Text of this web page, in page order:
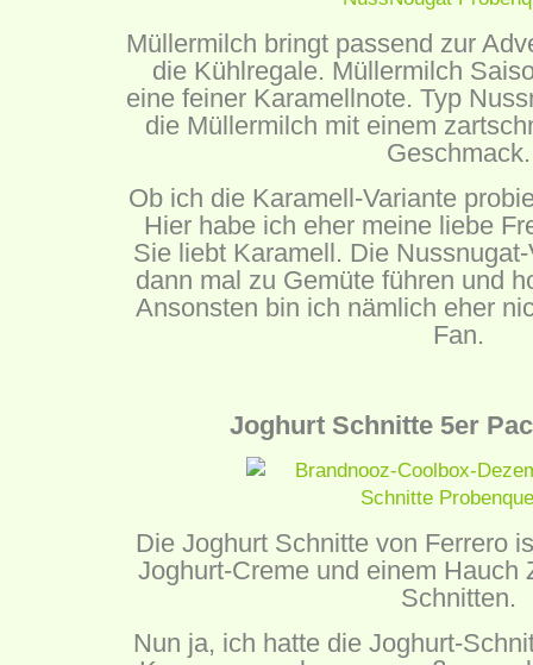
Müllermilch bringt passend zur
die Kühlregale. Müllermilch
eine feiner Karamellnote. Typ
die Müllermilch mit einem
Geschmack.
Ob ich die Karamell-Variante
Hier habe ich eher meine liebe
Sie liebt Karamell. Die
dann mal zu Gemüte führen und
Ansonsten bin ich nämlich eher
Fan.
Joghurt Schnitte 5er
Die Joghurt Schnitte von Ferrero
Joghurt-Creme und einem Hauch
Schnitten.
Nun ja, ich hatte die Joghurt-